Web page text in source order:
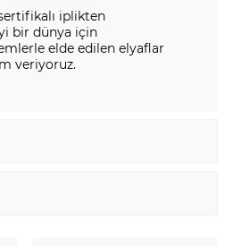
iplikten
bir dünya için
elde edilen elyaflar
veriyoruz.